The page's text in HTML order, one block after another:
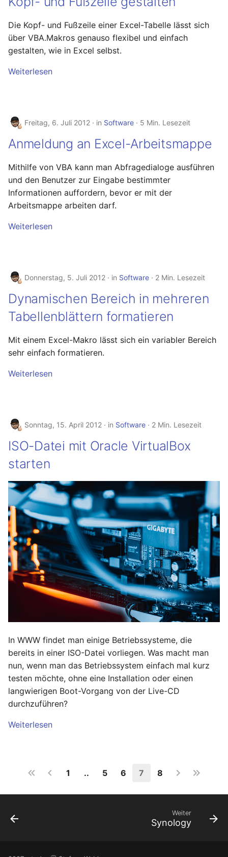
Juli 2013
Mai 2013
April 2013
Oktober 2012
August 2012
Juli 2012
April 2012
November 2010
Oktober 2010
Die Kopf- und Fußzeile einer Excel-Tabelle lässt sich
über VBA.Makros genauso flexibel und einfach
gestalten, wie in Excel selbst.
Weiterlesen
Freitag, 6. Juli 2012 in Software 5 Min. Lesezeit
Anmeldung an Excel-Arbeitsmappe
Mithilfe von VBA kann man Abfragedialoge ausführen
und den Benutzer zur Eingabe bestimmter
Informationen auffordern, bevor er mit der
Arbeitsmappe arbeiten darf.
Weiterlesen
Donnerstag, 5. Juli 2012 in Software 2 Min. Lesezeit
Dynamischen Bereich in mehreren
Tabellenblättern formatieren
Mit einem Excel-Makro lässt sich ein variabler Bereich
sehr einfach formatieren.
Weiterlesen
Sonntag, 15. April 2012 in Software 2 Min. Lesezeit
ISO-Datei mit Oracle VirtualBox
starten
In WWW findet man einige Betriebssysteme, die
bereits in einer ISO-Datei vorliegen. Was macht man
nun, wenn man das Betriebssystem einfach mal kurz
testen möchte, ohne eine Installation oder einen
langwierigen Boot-Vorgang von der Live-CD
durchzuführen?
Weiterlesen
1 .. 5 6 7 8
Weiter
Synology